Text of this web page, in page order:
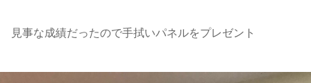
見事な成績だったので手拭いパネルをプレゼント